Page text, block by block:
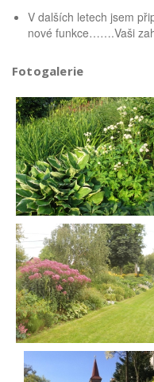
V dalších letech jsem
nové funkce…….Vaši
Fotogalerie